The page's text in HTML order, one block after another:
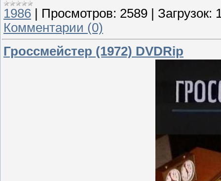
1986
Просмотров: 2589 Загрузок:
Комментарии (0)
Гроссмейстер (1972) DVDRip